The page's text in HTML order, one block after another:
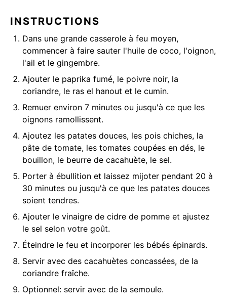
INSTRUCTIONS
Dans une grande casserole à feu moyen,
commencer à faire sauter l'huile de coco, l'oignon,
l'ail et le gingembre.
Ajouter le paprika fumé, le poivre noir, la
coriandre, le ras el hanout et le cumin.
Remuer environ 7 minutes ou jusqu'à ce que les
oignons ramollissent.
Ajoutez les patates douces, les pois chiches, la
pâte de tomate, les tomates coupées en dés, le
bouillon, le beurre de cacahuète, le sel.
Porter à ébullition et laissez mijoter pendant 20 à
30 minutes ou jusqu'à ce que les patates douces
soient tendres.
Ajouter le vinaigre de cidre de pomme et ajustez
le sel selon votre goût.
Éteindre le feu et incorporer les bébés épinards.
Servir avec des cacahuètes concassées, de la
coriandre fraîche.
Optionnel: servir avec de la semoule.